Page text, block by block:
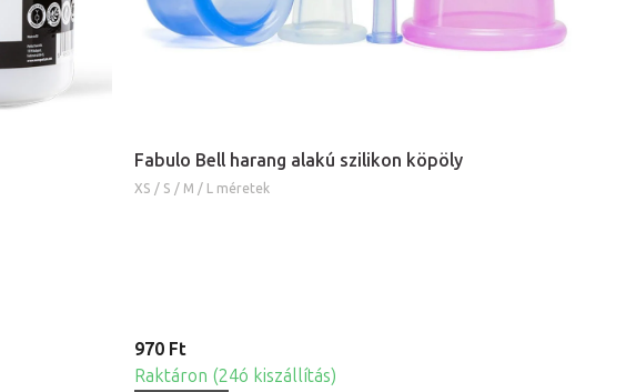
Fabulo Bell harang alakú szilikon köpöly
XS / S / M / L méretek
970 Ft
Raktáron (24ó kiszállítás)